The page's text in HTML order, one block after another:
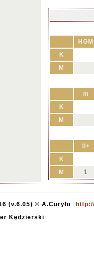
HGM
K
M
m
K
M
II+
K
M
1
(v.6.05) © A.Curyło
Kędzierski